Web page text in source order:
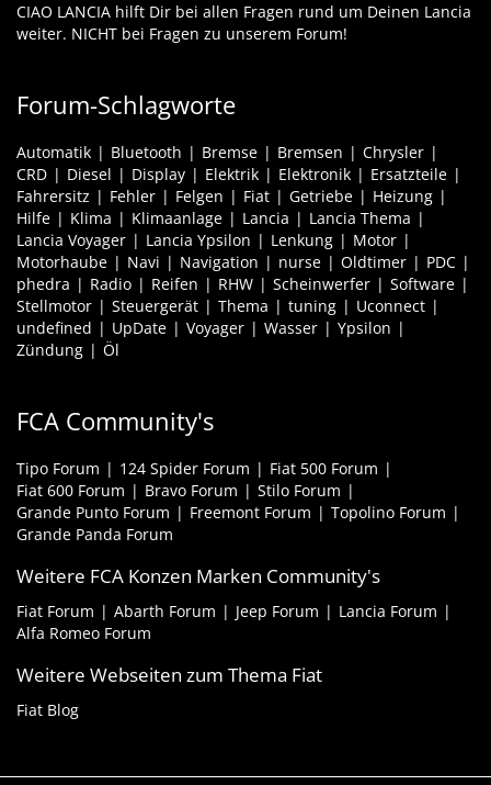
CIAO LANCIA hilft Dir bei allen Fragen rund um Deinen Lancia
weiter. NICHT bei Fragen zu unserem Forum!
Forum-Schlagworte
Automatik Bluetooth Bremse Bremsen
Chrysler
CRD
Diesel Display Elektrik Elektronik
Ersatzteile
Fahrersitz
Fehler Felgen Fiat Getriebe
Heizung
Hilfe
Klima Klimaanlage Lancia
Lancia Thema
Lancia Voyager
Lancia Ypsilon Lenkung
Motor
Motorhaube
Navi Navigation nurse Oldtimer
PDC
phedra
Radio Reifen RHW Scheinwerfer
Software
Stellmotor
Steuergerät Thema tuning
Uconnect
undefined
UpDate Voyager Wasser
Ypsilon
Zündung
Öl
FCA Community's
Tipo Forum 124 Spider Forum
Fiat 500 Forum
Fiat 600 Forum
Bravo Forum
Stilo Forum
Grande Punto Forum
Freemont Forum
Topolino Forum
Grande Panda Forum
Weitere FCA Konzen Marken Community's
Fiat Forum Abarth Forum Jeep Forum
Lancia Forum
Alfa Romeo Forum
Weitere Webseiten zum Thema Fiat
Fiat Blog